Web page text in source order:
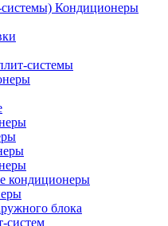
Кондиционеры
системы
кондиционеры
блока
систем